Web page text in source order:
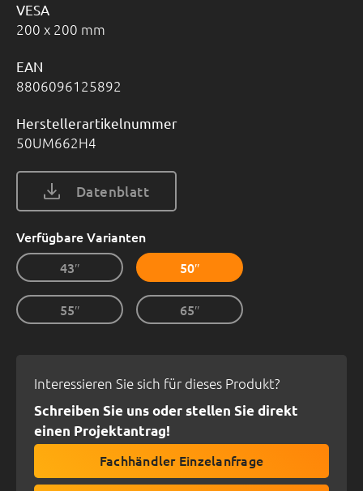
VESA
200 x 200 mm
EAN
8806096125892
Herstellerartikelnummer
50UM662H4
Datenblatt
Verfügbare Varianten
43″
50″
55″ 65″
Interessieren Sie sich für dieses Produkt?
Schreiben Sie uns oder stellen Sie direkt
einen Projektantrag!
Fachhändler Einzelanfrage